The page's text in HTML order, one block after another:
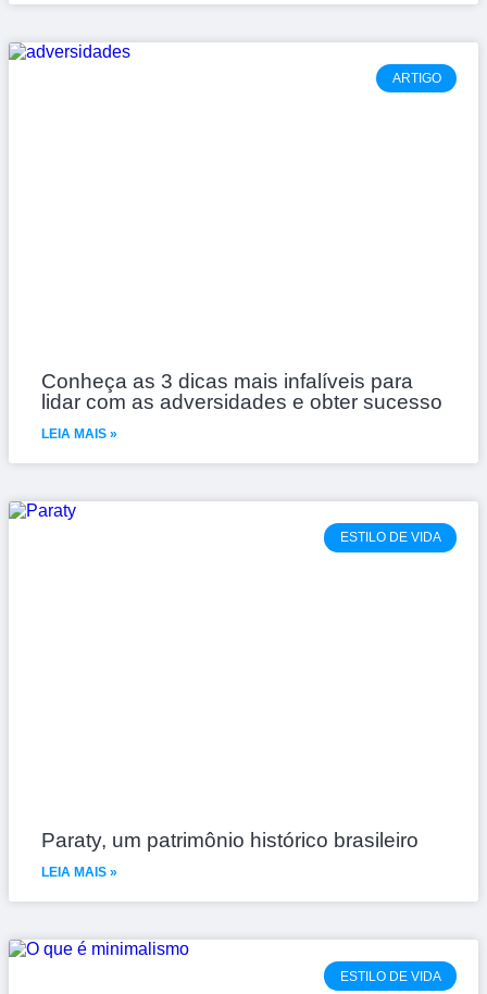
ARTIGO
Conheça as 3 dicas mais infalíveis para
lidar com as adversidades e obter sucesso
LEIA MAIS »
ESTILO DE VIDA
Paraty, um patrimônio histórico brasileiro
LEIA MAIS »
ESTILO DE VIDA